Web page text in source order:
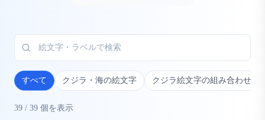
すべて クジラ・海の絵文字 クジラ絵文字の組み合わせ
39 / 39 個を表示